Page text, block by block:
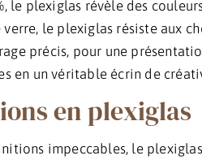
le plexiglas révèle des
le plexiglas résiste aux
précis, pour une
en un véritable écrin de
en plexiglas
impeccables, le